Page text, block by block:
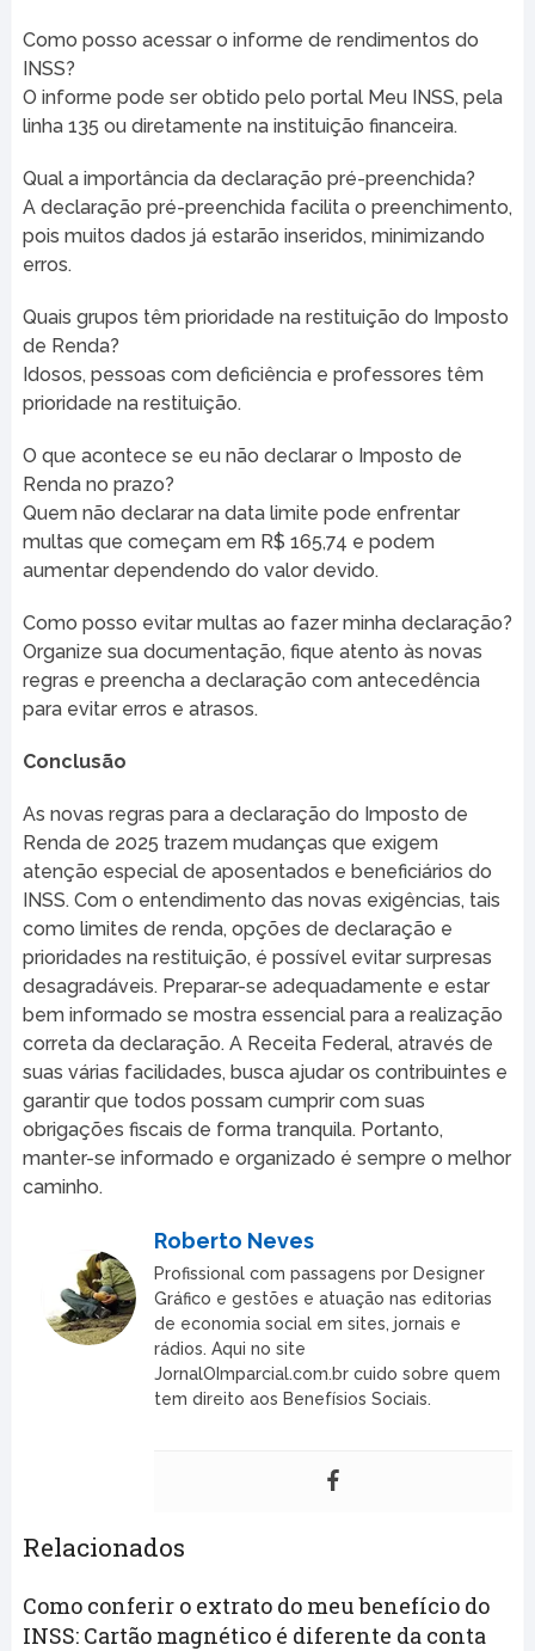
Como posso acessar o informe de rendimentos do
INSS?
O informe pode ser obtido pelo portal Meu INSS, pela
linha 135 ou diretamente na instituição financeira.
Qual a importância da declaração pré-preenchida?
A declaração pré-preenchida facilita o preenchimento,
pois muitos dados já estarão inseridos, minimizando
erros.
Quais grupos têm prioridade na restituição do Imposto
de Renda?
Idosos, pessoas com deficiência e professores têm
prioridade na restituição.
O que acontece se eu não declarar o Imposto de
Renda no prazo?
Quem não declarar na data limite pode enfrentar
multas que começam em R$ 165,74 e podem
aumentar dependendo do valor devido.
Como posso evitar multas ao fazer minha declaração?
Organize sua documentação, fique atento às novas
regras e preencha a declaração com antecedência
para evitar erros e atrasos.
Conclusão
As novas regras para a declaração do Imposto de
Renda de 2025 trazem mudanças que exigem
atenção especial de aposentados e beneficiários do
INSS. Com o entendimento das novas exigências, tais
como limites de renda, opções de declaração e
prioridades na restituição, é possível evitar surpresas
desagradáveis. Preparar-se adequadamente e estar
bem informado se mostra essencial para a realização
correta da declaração. A Receita Federal, através de
suas várias facilidades, busca ajudar os contribuintes e
garantir que todos possam cumprir com suas
obrigações fiscais de forma tranquila. Portanto,
manter-se informado e organizado é sempre o melhor
caminho.
Roberto Neves
Profissional com passagens por Designer
Gráfico e gestões e atuação nas editorias
de economia social em sites, jornais e
rádios. Aqui no site
JornalOImparcial.com.br cuido sobre quem
tem direito aos Benefísios Sociais.
Relacionados
Como conferir o extrato do meu benefício do
INSS: Cartão magnético é diferente da conta